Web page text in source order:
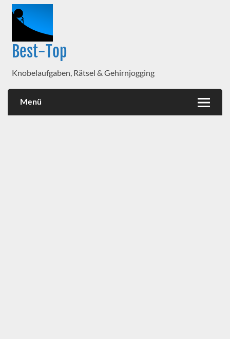
Best-Top
Knobelaufgaben, Rätsel & Gehirnjogging
Menü